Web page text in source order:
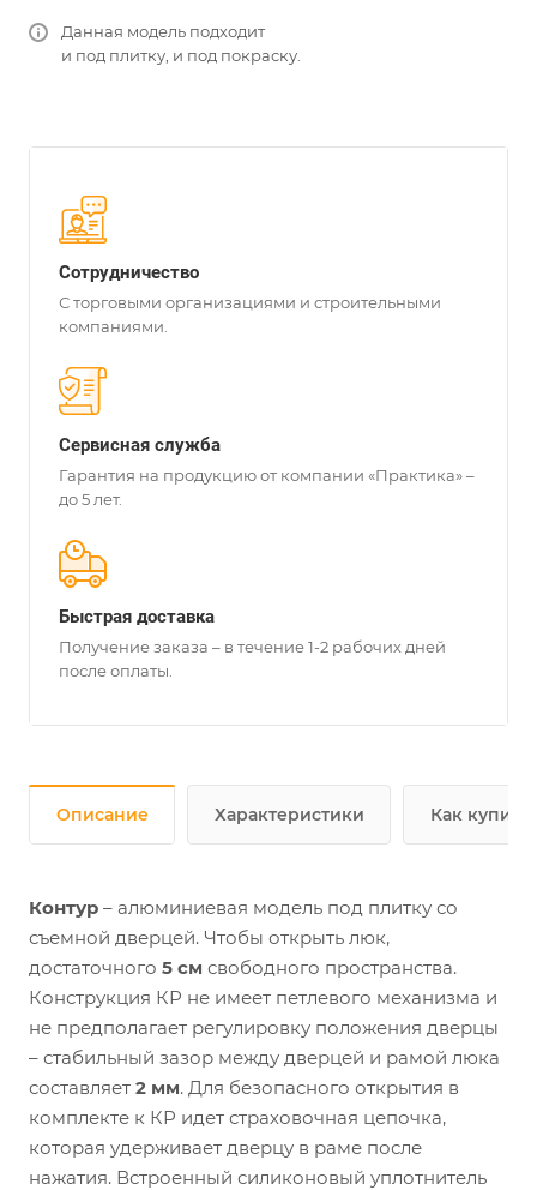
Данная модель подходит
и под плитку, и под покраску.
Сотрудничество
С торговыми организациями и строительными
компаниями.
Сервисная служба
Гарантия на продукцию от компании «Практика» –
до 5 лет.
Быстрая доставка
Получение заказа – в течение 1-2 рабочих дней
после оплаты.
Описание Характеристики Как купить
Контур – алюминиевая модель под плитку со
съемной дверцей. Чтобы открыть люк,
достаточного 5 см свободного пространства.
Конструкция КР не имеет петлевого механизма и
не предполагает регулировку положения дверцы
– стабильный зазор между дверцей и рамой люка
составляет 2 мм. Для безопасного открытия в
комплекте к КР идет страховочная цепочка,
которая удерживает дверцу в раме после
нажатия. Встроенный силиконовый уплотнитель